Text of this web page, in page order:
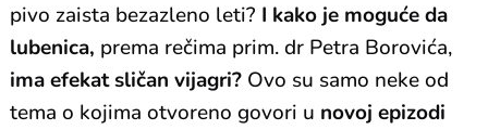
pivo zaista bezazleno leti? I kako je moguće da
lubenica, prema rečima prim. dr Petra Borovića,
ima efekat sličan vijagri? Ovo su samo neke od
tema o kojima otvoreno govori u novoj epizodi